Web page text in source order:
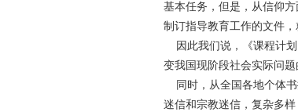
基本任务，但是，从信仰
制订指导教育工作的文件
因此我们说，《课程计划
变我国现阶段社会实际问
同时，从全国各地个体书
迷信和宗教迷信，复杂多